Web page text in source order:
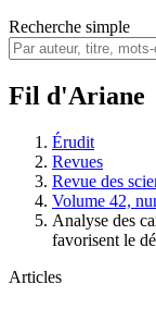
Recherche simple
Fil d'Ariane
Érudit
Revues
Revue des
Volume 42,
Analyse des
favorisent le
Articles